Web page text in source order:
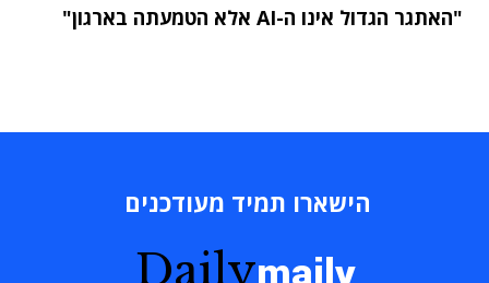
"האתגר הגדול אינו ה-AI אלא הטמעתה בארגון"
הישארו תמיד מעודכנים
Daily